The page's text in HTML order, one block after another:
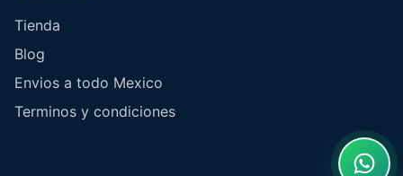
Tienda
Blog
Envios a todo Mexico
Terminos y condiciones